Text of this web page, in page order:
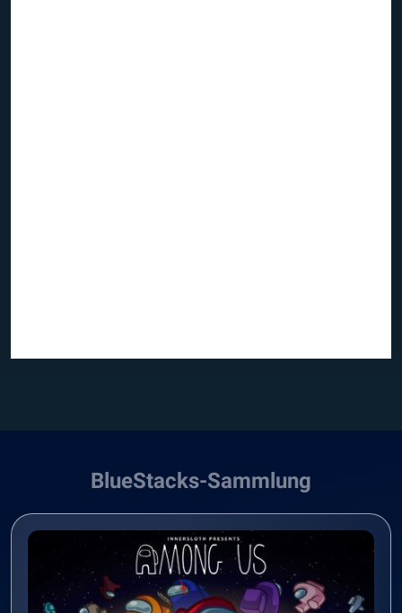
BlueStacks-Sammlung